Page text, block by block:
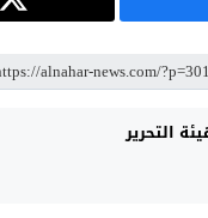
التحرير